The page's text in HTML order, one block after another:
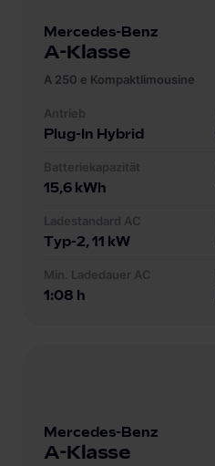
Mercedes-Benz
A-Klasse
A 250 e Kompaktlimousine
Antrieb
Plug-In Hybrid
Batteriekapazität
15,6 kWh
Ladestandard AC
Typ-2, 11 kW
Min. Ladedauer AC
1:08 h
Mercedes-Benz
A-Klasse